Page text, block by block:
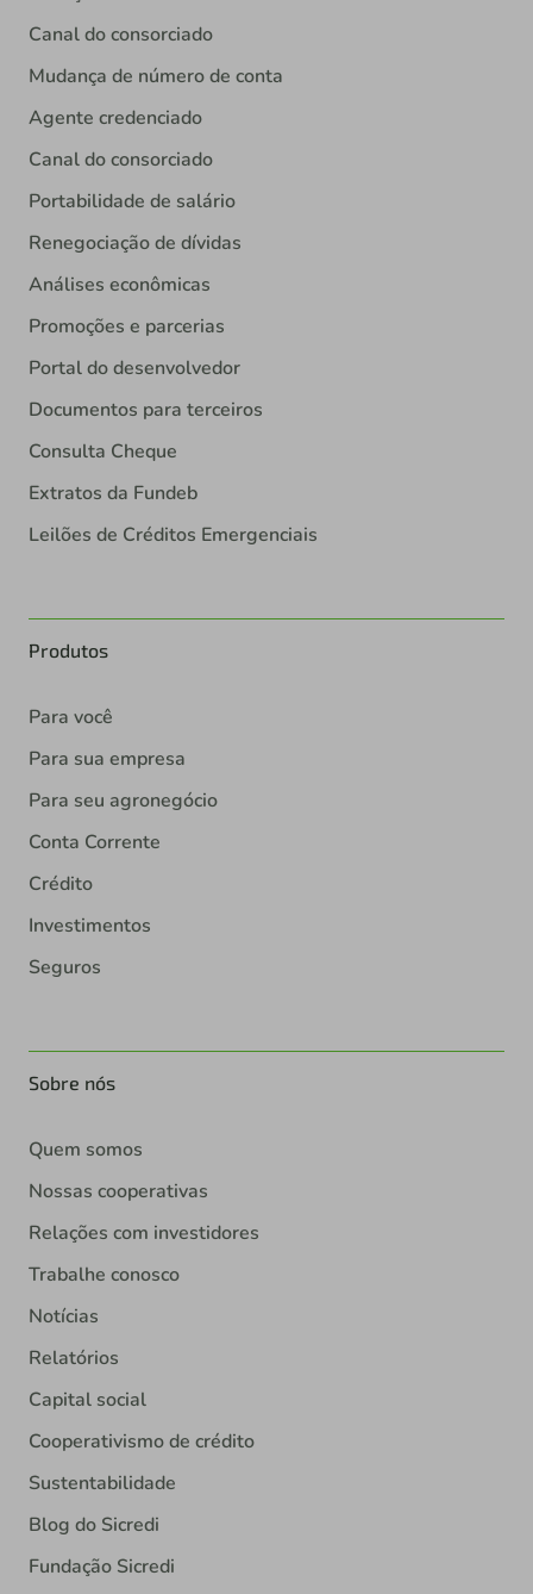
Canal do consorciado
Mudança de número de conta
Agente credenciado
Canal do consorciado
Portabilidade de salário
Renegociação de dívidas
Análises econômicas
Promoções e parcerias
Portal do desenvolvedor
Documentos para terceiros
Consulta Cheque
Extratos da Fundeb
Leilões de Créditos Emergenciais
Produtos
Para você
Para sua empresa
Para seu agronegócio
Conta Corrente
Crédito
Investimentos
Seguros
Sobre nós
Quem somos
Nossas cooperativas
Relações com investidores
Trabalhe conosco
Notícias
Relatórios
Capital social
Cooperativismo de crédito
Sustentabilidade
Blog do Sicredi
Fundação Sicredi